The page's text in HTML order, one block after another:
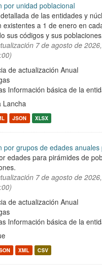
por unidad poblacional
de las entidades y
existentes a 1 de enero en
sus códigos y sus
7 de agosto de
de actualización Anual
Información básica de la
Lancha
JSON XLSX
por grupos de edades anuales
edades para pirámides de
7 de agosto de
de actualización Anual
Información básica de la
XML CSV